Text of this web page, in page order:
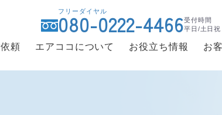
フリーダイヤル
080-0222-4466受付時間
平日/土日
頼 エアココについて お役立ち情報 お